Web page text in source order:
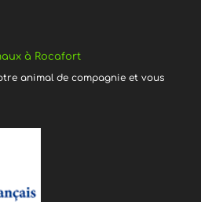
à Rocafort
animal de compagnie et vous